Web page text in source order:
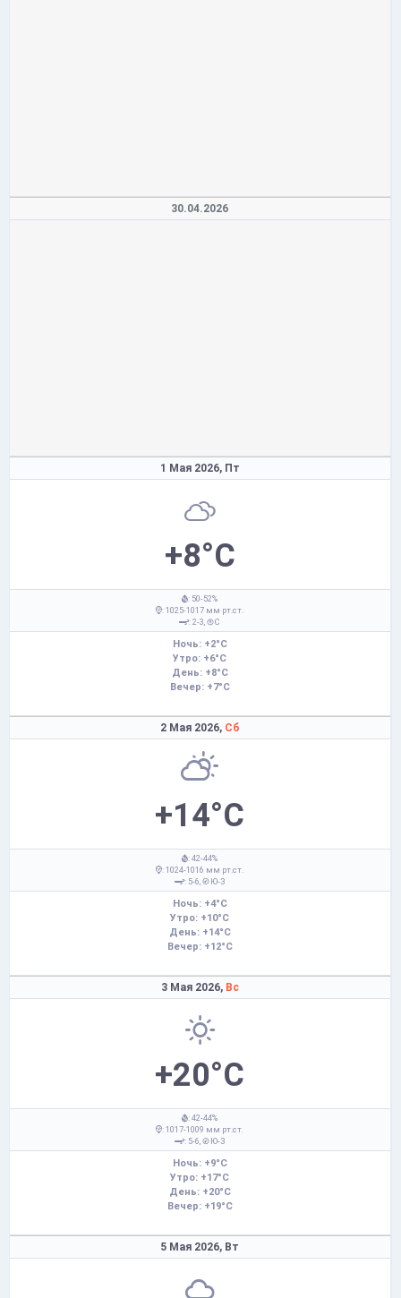
30.04.2026
1 Мая 2026, Пт
+8°C
: 50-52%
: 1025-1017 мм рт.ст.
: 2-3,
С
Ночь: +2°C
Утро: +6°C
День: +8°C
Вечер: +7°C
2 Мая 2026, Сб
+14°C
: 42-44%
: 1024-1016 мм рт.ст.
: 5-6,
Ю-З
Ночь: +4°C
Утро: +10°C
День: +14°C
Вечер: +12°C
3 Мая 2026, Вс
+20°C
: 42-44%
: 1017-1009 мм рт.ст.
: 5-6,
Ю-З
Ночь: +9°C
Утро: +17°C
День: +20°C
Вечер: +19°C
5 Мая 2026, Вт